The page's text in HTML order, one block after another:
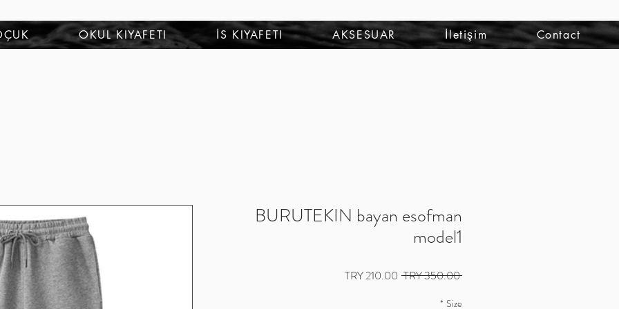
להתחברות OKUL KIYAFETI İS KIYAFETI AKSESUAR İletişim Contact
BURUTEKIN bayan esofman
model1
‏350.00 ‏TRY
מחיר
מחיר
Size
*